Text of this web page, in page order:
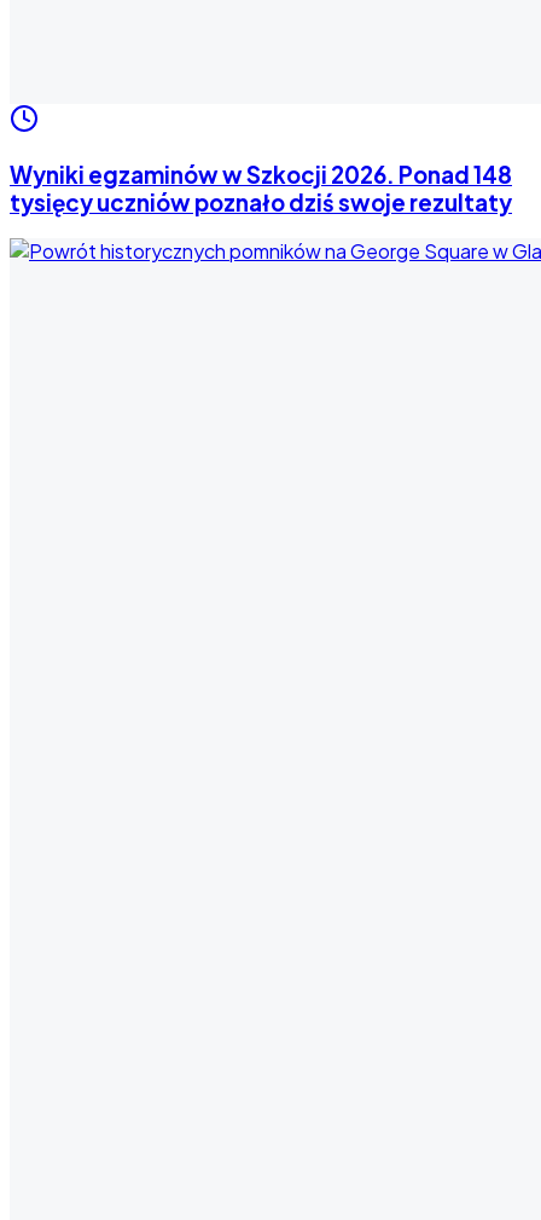
Wyniki egzaminów w Szkocji 2026. Ponad 148
tysięcy uczniów poznało dziś swoje rezultaty